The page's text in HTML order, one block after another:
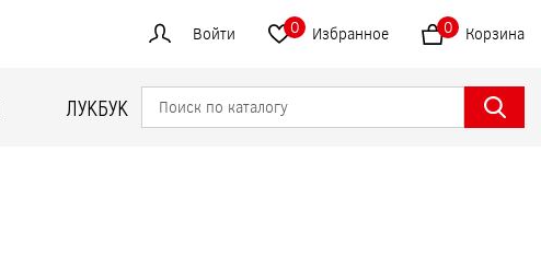
Войти Избранное
0 Корзина
0
ЛУКБУК